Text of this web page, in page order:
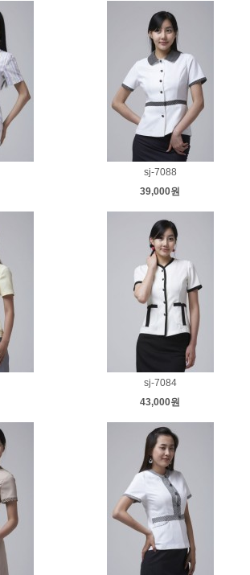
sj-7088
39,000원
sj-7084
43,000원